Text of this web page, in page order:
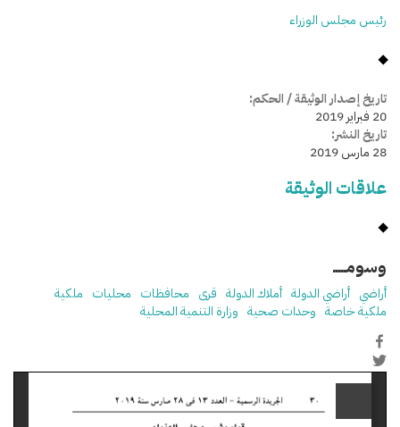
رئيس مجلس الوزراء
تاريخ إصدار الوثيقة / الحكم:
20 فبراير 2019
تاريخ النشر:
28 مارس 2019
علاقات الوثيقة
وسومـــــ
أراضي أراضي الدولة أملاك الدولة قرى محافظات محليات ملكية
ملكية خاصة وحدات صحية وزارة التنمية المحلية